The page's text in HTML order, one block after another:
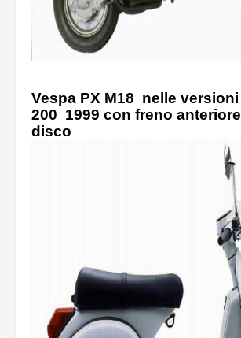
Vespa PX M18 nelle versioni
200 1999 con freno
disco